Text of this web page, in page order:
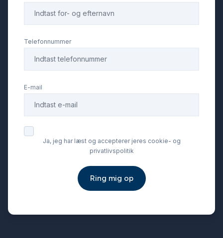
Telefonnummer
E-mail
Ja, jeg har læst og accepterer jeres cookie- og
privatlivspolitik
Ring mig op